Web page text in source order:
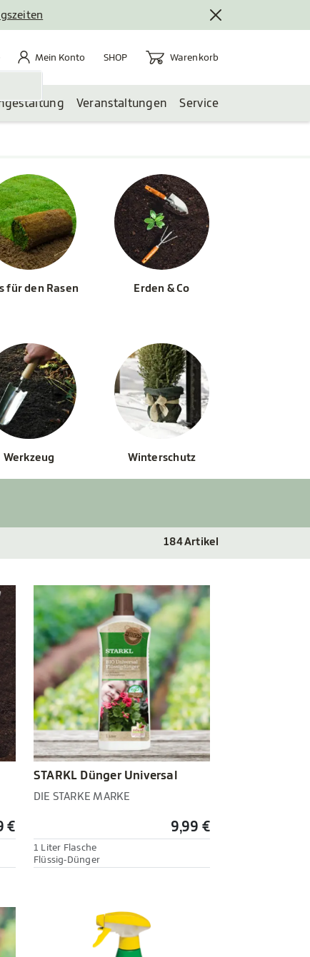
Mein Konto
Mein Konto SHOP Warenkorb
Warenkorb
Veranstaltungen Service
für den Rasen Erden & Co
Werkzeug Winterschutz
184Artikel
€
STARKL Dünger Universal
DIE STARKE MARKE
9,99 €
1 Liter Flasche
Flüssig-Dünger